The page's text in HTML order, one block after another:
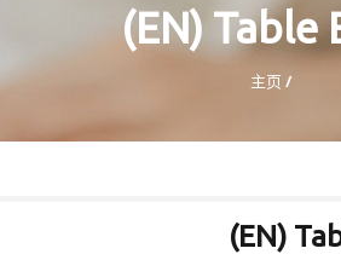
(EN) Table
主页 /
(EN)